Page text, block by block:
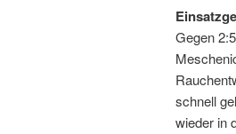
Gegen
schnell
wieder in